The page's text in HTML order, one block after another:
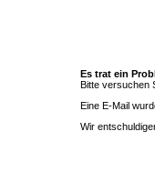
Es trat ein
Bitte versuchen
Eine E-Mail
Wir